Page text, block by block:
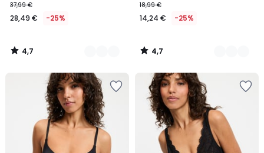
37,99 €
28,49 € -25%
4,7
/
18,99 €
14,24 € -25%
4,7
/